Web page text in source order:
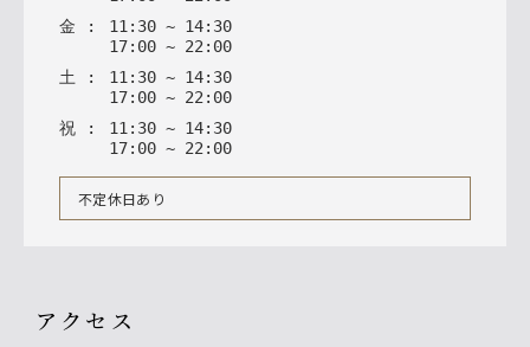
金 : 11 : 30 ~ 14: 30
17: 00 ~ 22 : 00
土 : 11 : 30 ~ 14: 30
17: 00 ~ 22 : 00
祝 : 11: 30 ~ 14: 30
17: 00 ~ 22: 00
不定休日あり
アクセス